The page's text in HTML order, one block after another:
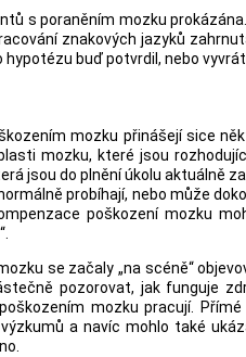
s poraněním mozku
znakových jazyků
buď potvrdil, nebo
mozku přinášejí sice
mozku, které jsou
jsou do plnění úkolu aktuálně
probíhají, nebo může
poškození mozku
se začaly „na scéně“
pozorovat, jak funguje
mozku pracují.
a navíc mohlo také